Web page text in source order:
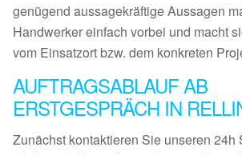
genügend aussagekräftige Aussagen
Handwerker einfach vorbei und macht
vom Einsatzort bzw. dem konkreten
AUFTRAGSABLAUF AB
ERSTGESPRÄCH IN
Zunächst kontaktieren Sie unseren 24h